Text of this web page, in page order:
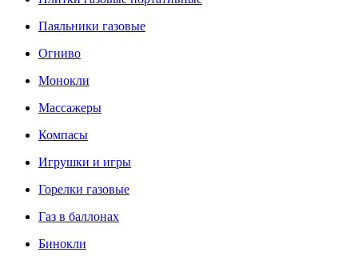
Паяльники газовые
Огниво
Монокли
Массажеры
Компасы
Игрушки и игры
Горелки газовые
Газ в баллонах
Бинокли